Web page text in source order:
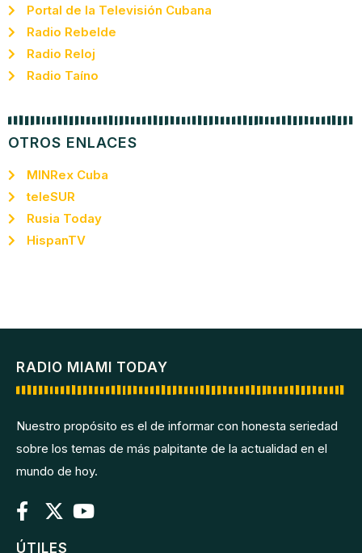
Portal de la Televisión Cubana
Radio Rebelde
Radio Reloj
Radio Taíno
OTROS ENLACES
MINRex Cuba
teleSUR
Rusia Today
HispanTV
RADIO MIAMI TODAY
Nuestro propósito es el de informar con honesta seriedad
sobre los temas de más palpitante de la actualidad en el
mundo de hoy.
ÚTILES